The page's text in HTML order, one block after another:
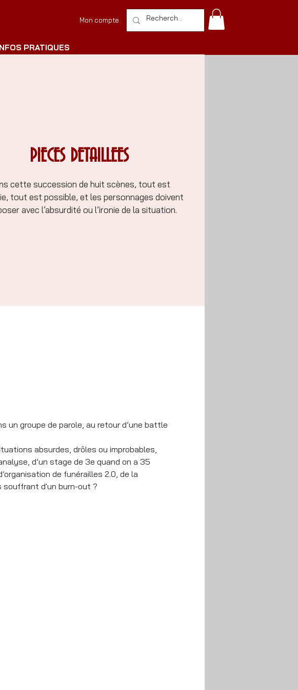
Mon compte
PRATIQUES
PIECES DETAILLEES
cette succession de huit scènes, tout est
tout est possible, et les personnages doivent
avec l’absurdité ou l’ironie de la situation.
un groupe de parole, au retour d’une battle
absurdes, drôles ou improbables,
d’un stage de 3e quand on a 35
de funérailles 2.0, de la
souffrant d'un burn-out ?